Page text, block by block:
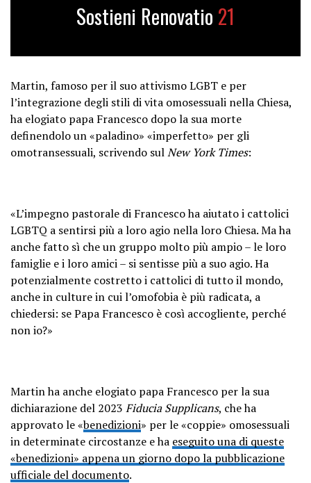
— James Martin, SJ
Sostieni Renovatio 21
Martin, famoso per il suo attivismo LGBT e per
l’integrazione degli stili di vita omosessuali nella Chiesa,
ha elogiato papa Francesco dopo la sua morte
definendolo un «paladino» «imperfetto» per gli
omotransessuali, scrivendo sulNew York Times:
«L’impegno pastorale di Francesco ha aiutato i cattolici
LGBTQ a sentirsi più a loro agio nella loro Chiesa. Ma ha
anche fatto sì che un gruppo molto più ampio – le loro
famiglie e i loro amici – si sentisse più a suo agio. Ha
potenzialmente costretto i cattolici di tutto il mondo,
anche in culture in cui l’omofobia è più radicata, a
chiedersi: se Papa Francesco è così accogliente, perché
non io?»
Martin ha anche elogiato papa Francesco per la sua
dichiarazione del 2023 Fiducia Supplicans, che ha
approvato le «benedizioni» per le «coppie» omosessuali
in determinate circostanze e ha eseguito una di queste
«benedizioni» appena un giorno dopo la pubblicazione
ufficiale del documento.